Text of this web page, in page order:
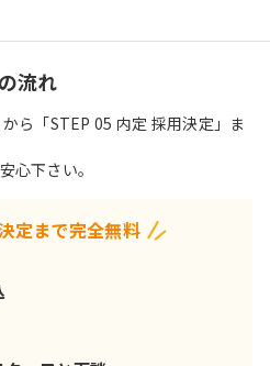
流れ
ら「STEP 05 内定 採用決定」ま
心下さい。
定まで完全無料